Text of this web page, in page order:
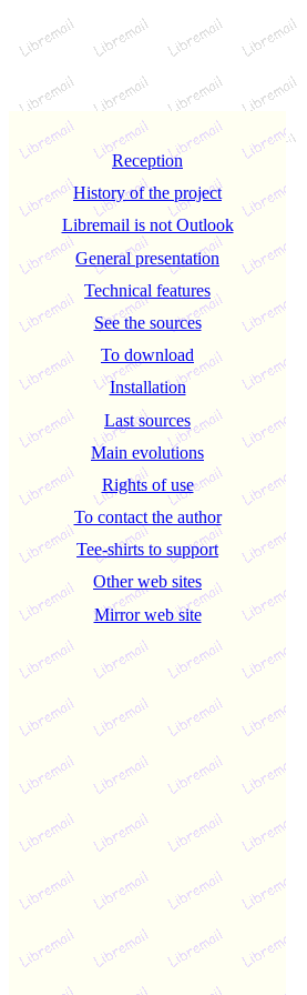
Reception
History of the project
Libremail is not Outlook
General presentation
Technical features
See the sources
To download
Installation
Last sources
Main evolutions
Rights of use
To contact the author
Tee-shirts to support
Other web sites
Mirror web site